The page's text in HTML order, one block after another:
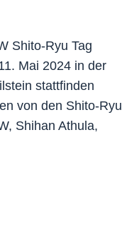
Shito-Ryu Tag
Mai 2024 in der
stattfinden
von den Shito-Ryu
Shihan Athula,